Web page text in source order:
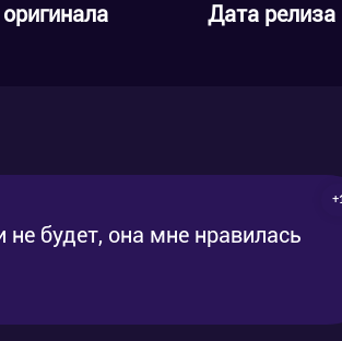
Дата релиза
+1
будет, она мне нравилась